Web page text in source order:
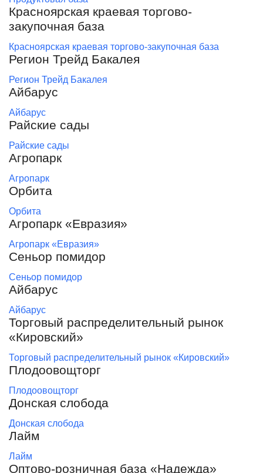
Красноярская краевая торгово-
закупочная база
Красноярская краевая торгово-закупочная база
Регион Трейд Бакалея
Регион Трейд Бакалея
Айбарус
Айбарус
Райские сады
Райские сады
Агропарк
Агропарк
Орбита
Орбита
Агропарк «Евразия»
Агропарк «Евразия»
Сеньор помидор
Сеньор помидор
Айбарус
Айбарус
Торговый распределительный рынок
«Кировский»
Торговый распределительный рынок «Кировский»
Плодоовощторг
Плодоовощторг
Донская слобода
Донская слобода
Лайм
Лайм
Оптово-розничная база «Надежда»